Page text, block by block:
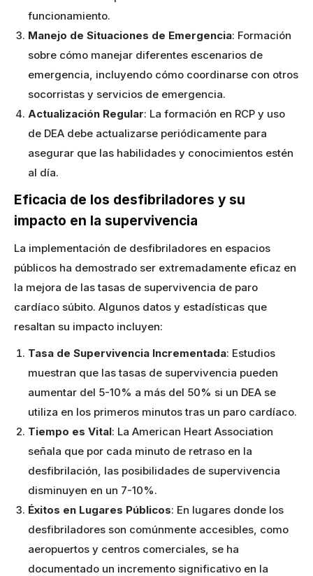
funcionamiento.
Manejo de Situaciones de Emergencia: Formación
sobre cómo manejar diferentes escenarios de
emergencia, incluyendo cómo coordinarse con otros
socorristas y servicios de emergencia.
Actualización Regular: La formación en RCP y uso
de DEA debe actualizarse periódicamente para
asegurar que las habilidades y conocimientos estén
al día.
Eficacia de los desfibriladores y su
impacto en la supervivencia
La implementación de desfibriladores en espacios
públicos ha demostrado ser extremadamente eficaz en
la mejora de las tasas de supervivencia de paro
cardíaco súbito. Algunos datos y estadísticas que
resaltan su impacto incluyen:
Tasa de Supervivencia Incrementada: Estudios
muestran que las tasas de supervivencia pueden
aumentar del 5-10% a más del 50% si un DEA se
utiliza en los primeros minutos tras un paro cardíaco.
Tiempo es Vital: La American Heart Association
señala que por cada minuto de retraso en la
desfibrilación, las posibilidades de supervivencia
disminuyen en un 7-10%.
Éxitos en Lugares Públicos: En lugares donde los
desfibriladores son comúnmente accesibles, como
aeropuertos y centros comerciales, se ha
documentado un incremento significativo en la